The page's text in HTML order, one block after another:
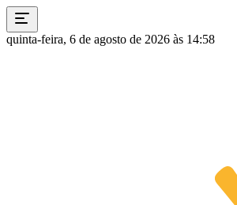
quinta-feira, 6 de agosto de 2026 às 14:58